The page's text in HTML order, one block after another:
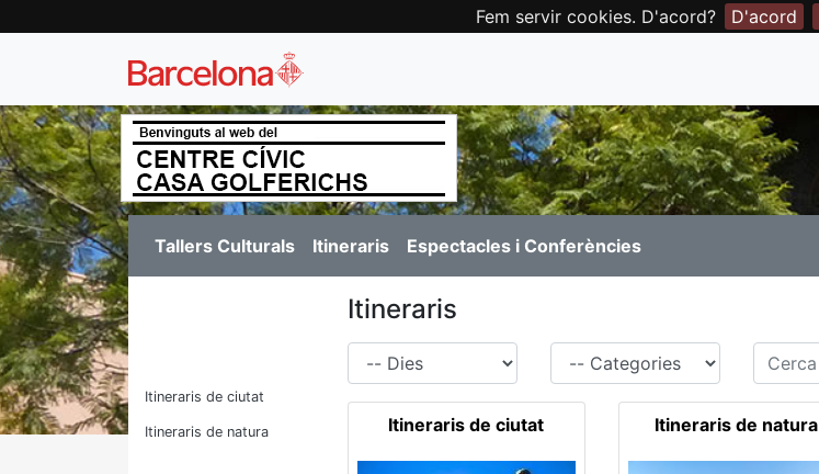
Fem servir cookies. D'acord? D'acord
Tallers Culturals Itineraris Espectacles i Conferències
Itineraris de ciutat
Itineraris de natura
Itineraris
Cerca
Itineraris de ciutat Itineraris de natura